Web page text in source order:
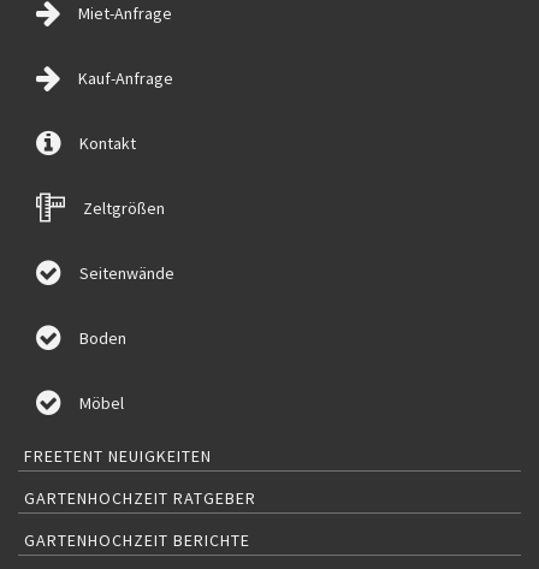
Miet-Anfrage
Kauf-Anfrage
Kontakt
Zeltgrößen
Seitenwände
Boden
Möbel
FREETENT NEUIGKEITEN
GARTENHOCHZEIT RATGEBER
GARTENHOCHZEIT BERICHTE